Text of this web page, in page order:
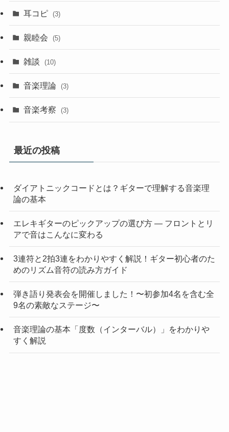
耳コピ (3)
親睦会 (5)
雑談 (10)
音楽理論 (3)
音楽考察 (3)
最近の投稿
ダイアトニックコードとは？ギターで理解する音楽理
論の基本
エレキギターのピックアップの選び方 — フロントとリ
アで音はこんなに変わる
3連符と2拍3連をわかりやすく解説！ギター初心者のた
めのリズム音符の読み方ガイド
弾き語り発表会を開催しました！〜初参加4名を含む全
9名の素敵なステージ〜
音楽理論の基本「度数（インターバル）」をわかりや
すく解説